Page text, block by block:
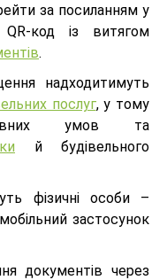
за посиланням у
код із витягом
.
надходитимуть
послуг, у тому
умов та
й будівельного
фізичні особи –
застосунок
документів через